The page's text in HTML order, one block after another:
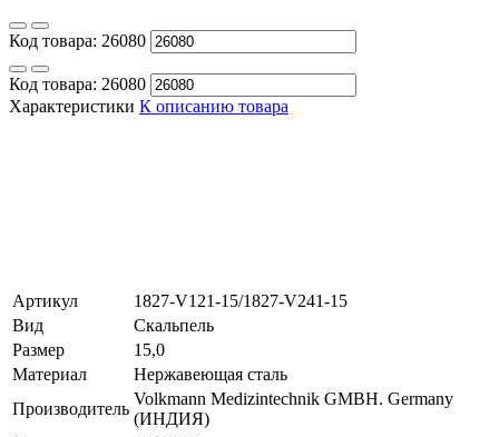
Код товара: 26080
Код товара: 26080
Характеристики К описанию товара
Артикул
1827-V121-15/1827-V241-15
Вид
Скальпель
Размер
15,0
Материал
Нержавеющая сталь
Производитель
Volkmann Medizintechnik GMBH. Germany
(ИНДИЯ)